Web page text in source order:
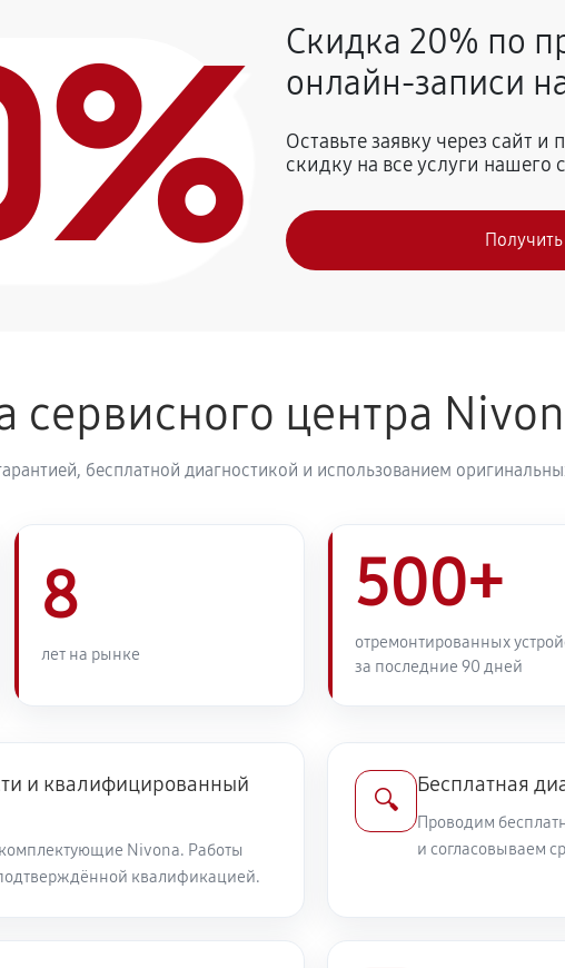
720 руб
Nivona CafeRomatica NICR 965
Nivona CafeRomatica NICR 965
Скидка 20% по
онлайн-записи
Оставьте заявку через сайт
скидку на все услуги нашего
центра
бесплатной диагностикой и использованием
8
лет на рынке
500+
отремонтированных
за последние 90 дней
и квалифицированный
Nivona. Работы
квалификацией.
🔍
Бесплатная
Проводим
и согласовываем